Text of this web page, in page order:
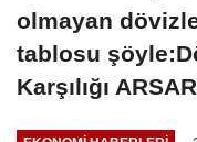
olmayan
tablosu
Karşılığı